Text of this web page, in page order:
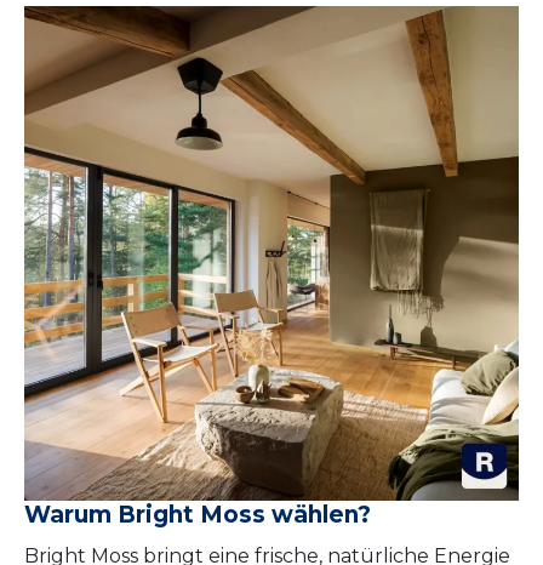
Warum Bright Moss wählen?
Bright Moss bringt eine frische, natürliche Energie